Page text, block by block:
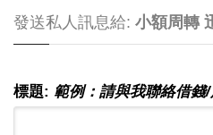
發送私人訊息給: 小額周轉
標題: 範例：請與我聯絡借錢